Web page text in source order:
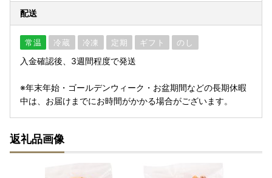
配送
常温 冷蔵 冷凍 定期 ギフト のし
入金確認後、3週間程度で発送
※年末年始・ゴールデンウィーク・お盆期間などの長期休暇
中は、お届けまでにお時間がかかる場合がございます。
返礼品画像